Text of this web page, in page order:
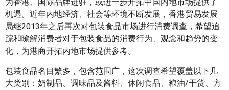
机遇。近年内地经济、社会等环境不断发展，香港贸易发展
局继2013年之后再次对包装食品市场进行消费调查，希望追
踪和瞭解消费者对于包装食品的消费行为、观念和趋势的变
化，为港商开拓内地市场提供参考。
包装食品名目繁多，包含范围广，这次调查希望覆盖以下几
大类别：奶制品、调味品及酱料、休闲食品、粮油/干货、方